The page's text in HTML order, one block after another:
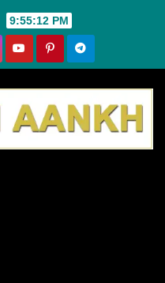
9:55:13 PM